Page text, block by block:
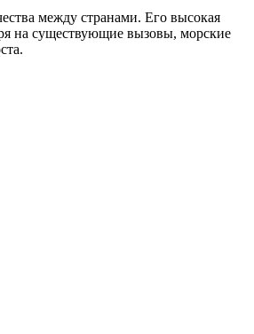
между странами. Его высокая
на существующие вызовы, морские